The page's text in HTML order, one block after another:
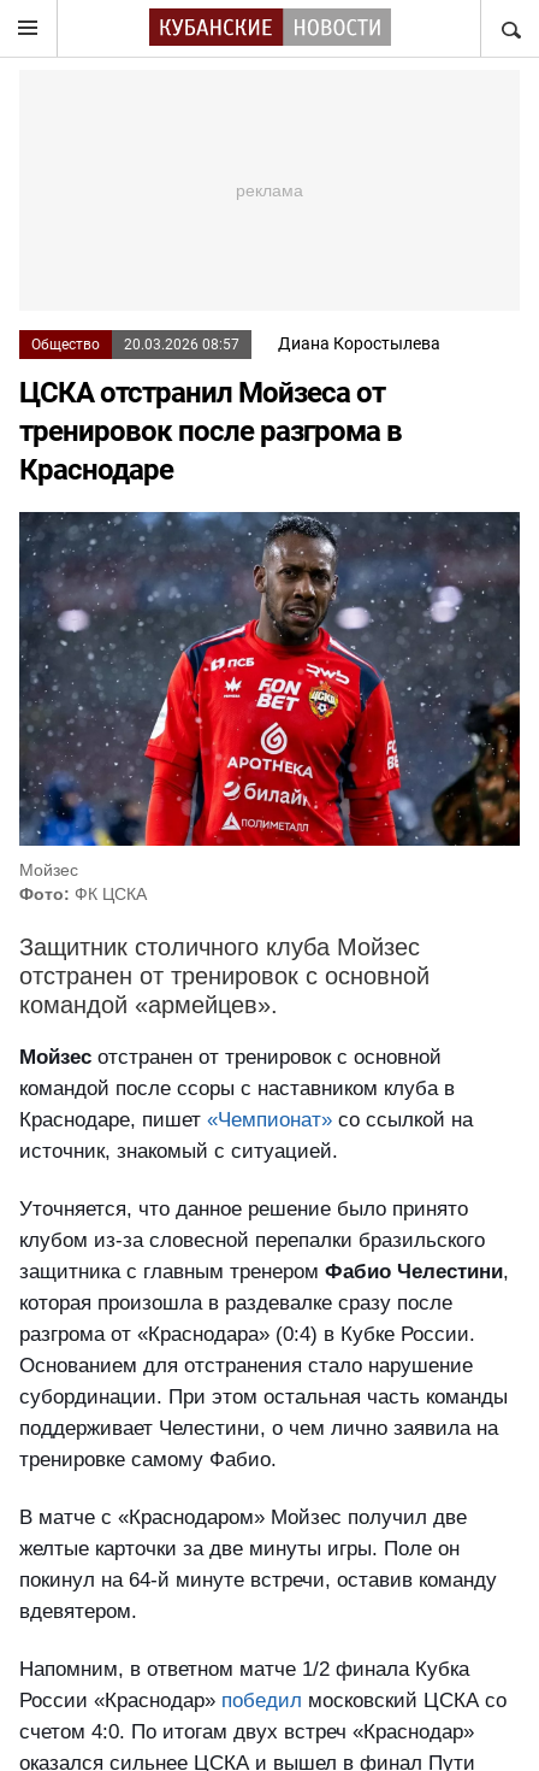
Общество 20.03.2026 08:57 Диана Коростылева
ЦСКА отстранил Мойзеса от
тренировок после разгрома в
Краснодаре
Мойзес
Фото: ФК ЦСКА
Защитник столичного клуба Мойзес
отстранен от тренировок с основной
командой «армейцев».
Мойзес отстранен от тренировок с основной
командой после ссоры с наставником клуба в
Краснодаре, пишет «Чемпионат» со ссылкой на
источник, знакомый с ситуацией.
Уточняется, что данное решение было принято
клубом из-за словесной перепалки бразильского
защитника с главным тренером Фабио Челестини,
которая произошла в раздевалке сразу после
разгрома от «Краснодара» (0:4) в Кубке России.
Основанием для отстранения стало нарушение
субординации. При этом остальная часть команды
поддерживает Челестини, о чем лично заявила на
тренировке самому Фабио.
В матче с «Краснодаром» Мойзес получил две
желтые карточки за две минуты игры. Поле он
покинул на 64-й минуте встречи, оставив команду
вдевятером.
Напомним, в ответном матче 1/2 финала Кубка
России «Краснодар» победил московский ЦСКА со
счетом 4:0. По итогам двух встреч «Краснодар»
оказался сильнее ЦСКА и вышел в финал Пути